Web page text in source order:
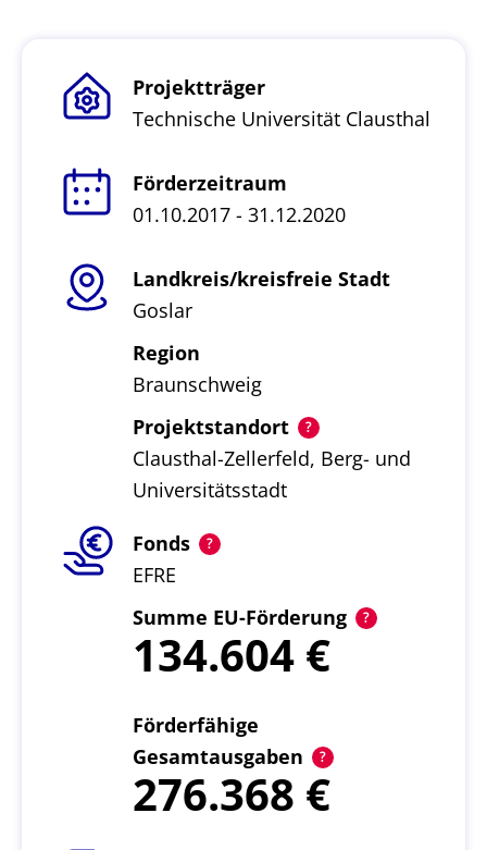
Projektträger
Technische Universität Clausthal
Förderzeitraum
01.10.2017 - 31.12.2020
Landkreis/kreisfreie Stadt
Goslar
Region
Braunschweig
Projektstandort
Clausthal-Zellerfeld, Berg- und
Universitätsstadt
Fonds
EFRE
Summe EU-Förderung
134.604
Förderfähige
Gesamtausgaben
276.368